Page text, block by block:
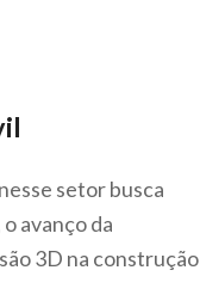
setor busca
avanço da
3D na construção